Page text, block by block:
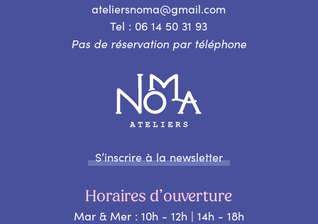
ateliersnoma@gmail.com
Tel : 06 14 50 31 93
Pas de réservation par téléphone
S’inscrire à la newsletter
Horaires d’ouverture
Mar & Mer : 10h - 12h | 14h - 18h